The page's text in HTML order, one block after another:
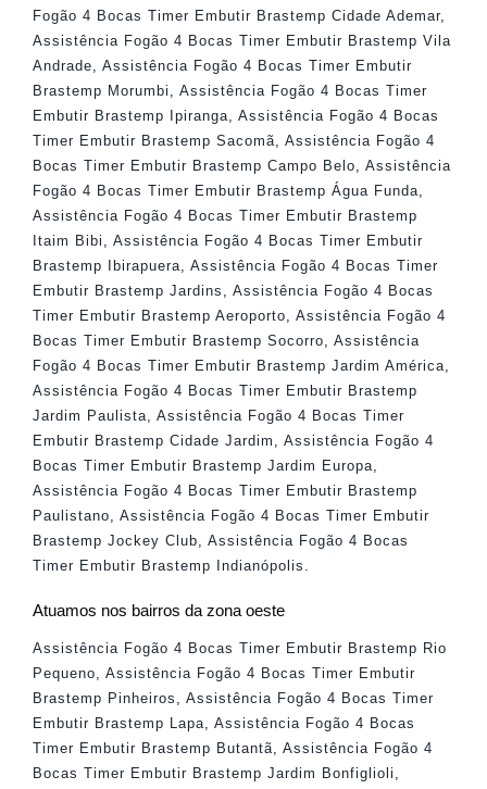
Fogão 4 Bocas Timer Embutir Brastemp Cidade Ademar,
Assistência Fogão 4 Bocas Timer Embutir Brastemp Vila
Andrade
Assistência Fogão 4 Bocas Timer Embutir
Brastemp Morumbi
Assistência Fogão 4 Bocas Timer
Embutir Brastemp Ipiranga
Assistência Fogão 4 Bocas
Timer Embutir Brastemp Sacomã
Assistência Fogão 4
Bocas Timer Embutir Brastemp Campo Belo
Assistência
Fogão 4 Bocas Timer Embutir Brastemp Água Funda
Assistência Fogão 4 Bocas Timer Embutir Brastemp
Itaim Bibi
Assistência Fogão 4 Bocas Timer Embutir
Brastemp Ibirapuera
Assistência Fogão 4 Bocas Timer
Embutir Brastemp Jardins
Assistência Fogão 4 Bocas
Timer Embutir Brastemp Aeroporto
Assistência Fogão 4
Bocas Timer Embutir Brastemp Socorro
Assistência
Fogão 4 Bocas Timer Embutir Brastemp Jardim América
Assistência Fogão 4 Bocas Timer Embutir Brastemp
Jardim Paulista
Assistência Fogão 4 Bocas Timer
Embutir Brastemp Cidade Jardim
Assistência Fogão 4
Bocas Timer Embutir Brastemp Jardim Europa
Assistência Fogão 4 Bocas Timer Embutir Brastemp
Paulistano
Assistência Fogão 4 Bocas Timer Embutir
Brastemp Jockey Club
Assistência Fogão 4 Bocas
Timer Embutir Brastemp Indianópolis
Atuamos nos bairros da zona oeste
Assistência Fogão 4 Bocas Timer Embutir Brastemp Rio
Pequeno, Assistência Fogão 4 Bocas Timer Embutir
Brastemp Pinheiros , Assistência Fogão 4 Bocas Timer
Embutir Brastemp Lapa, Assistência Fogão 4 Bocas
Timer Embutir Brastemp Butantã, Assistência Fogão 4
Bocas Timer Embutir Brastemp Jardim Bonfiglioli ,